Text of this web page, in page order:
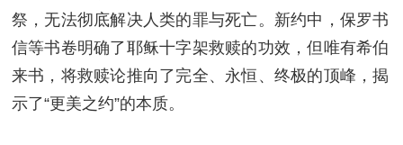
祭，无法彻底解决人类的罪与死亡。新约中，保罗书
信等书卷明确了耶稣十字架救赎的功效，但唯有希伯
来书，将救赎论推向了完全、永恒、终极的顶峰，揭
示了“更美之约”的本质。